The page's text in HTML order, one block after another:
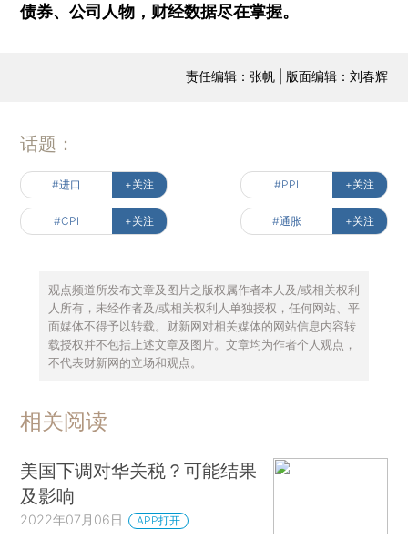
债券、公司人物，财经数据尽在掌握。
责任编辑：张帆 | 版面编辑：刘春辉
话题：
#进口 +关注 #PPI +关注
#CPI +关注 #通胀 +关注
观点频道所发布文章及图片之版权属作者本人及/或相关权利
人所有，未经作者及/或相关权利人单独授权，任何网站、平
面媒体不得予以转载。财新网对相关媒体的网站信息内容转
载授权并不包括上述文章及图片。文章均为作者个人观点，
不代表财新网的立场和观点。
相关阅读
美国下调对华关税？可能结果
及影响
2022年07月06日 APP打开